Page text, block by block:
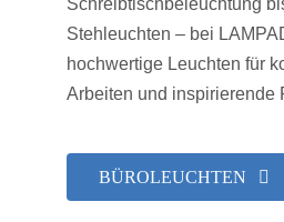
Schreibtischbeleuchtung
Stehleuchten – bei
hochwertige Leuchten für
Arbeiten und inspirierende
BÜROLEUCHTEN